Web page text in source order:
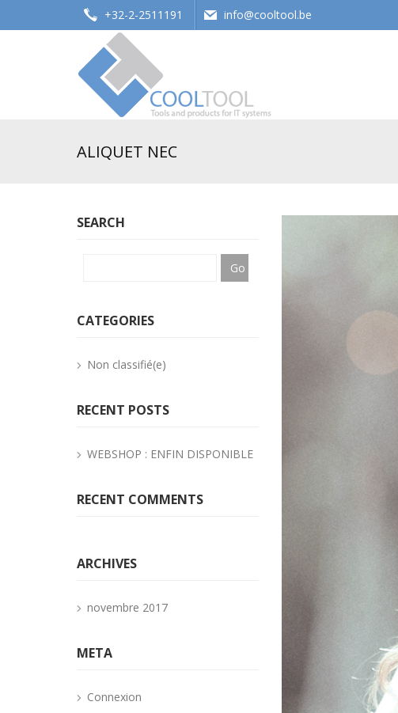
+32-2-2511191 info@cooltool.be
ALIQUET NEC
SEARCH
CATEGORIES
Non classifié(e)
RECENT POSTS
WEBSHOP : ENFIN DISPONIBLE
RECENT COMMENTS
ARCHIVES
novembre 2017
META
Connexion